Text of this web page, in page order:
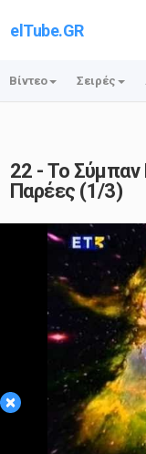
elTube.GR
Βίντεο Σειρές
22 - Το
Παρέες (1/3)
×